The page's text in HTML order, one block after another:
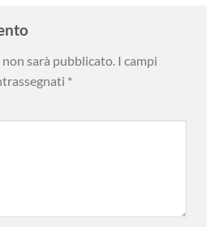
sarà pubblicato. I campi
*